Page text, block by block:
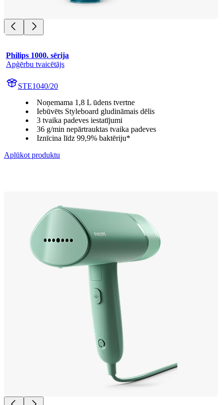
Philips 1000. sērija
Apģērbu tvaicētājs
STE1040/20
Noņemama 1,8 L ūdens tvertne
Iebūvēts Styleboard gludināmais dēlis
3 tvaika padeves iestatījumi
36 g/min nepārtrauktas tvaika padeves
Iznīcina līdz 99,9% baktēriju*
Aplūkot produktu